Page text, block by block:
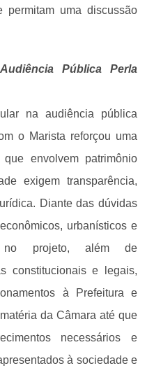
permitam uma discussão
Pública Perla
na audiência pública
o Marista reforçou uma
envolvem patrimônio
exigem transparência,
Diante das dúvidas
urbanísticos e
no projeto, além de
constitucionais e legais,
à Prefeitura e
da Câmara até que
necessários e
à sociedade e